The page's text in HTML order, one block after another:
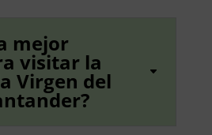
mejor
visitar la
Virgen del